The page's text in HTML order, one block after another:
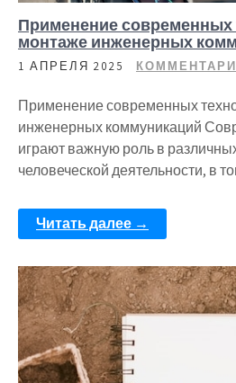
Применение современных
монтаже инженерных
1 АПРЕЛЯ 2025
Применение современных
инженерных коммуникаций
играют важную роль в
человеческой деятельности, в
Читать далее →